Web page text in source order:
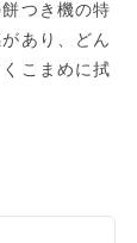
つき機の特
あり、どん
こまめに拭